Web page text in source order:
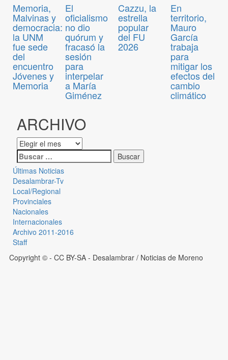
Memoria,
Malvinas y
democracia:
la UNM
fue sede
del
encuentro
Jóvenes y
Memoria
El
oficialismo
no dio
quórum y
fracasó la
sesión
para
interpelar
a María
Giménez
Cazzu, la
estrella
popular
del FU
2026
En
territorio,
Mauro
García
trabaja
para
mitigar los
efectos del
cambio
climático
ARCHIVO
Últimas Noticias
Desalambrar-Tv
Local/Regional
Provinciales
Nacionales
Internacionales
Archivo 2011-2016
Staff
Copyright © - CC BY-SA - Desalambrar / Noticias de Moreno